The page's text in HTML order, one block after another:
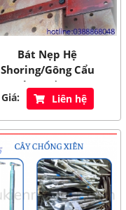
Bát Nẹp Hệ
Shoring/Gông Cẩu
Tháp/Dầm I
Giá: Liên hệ